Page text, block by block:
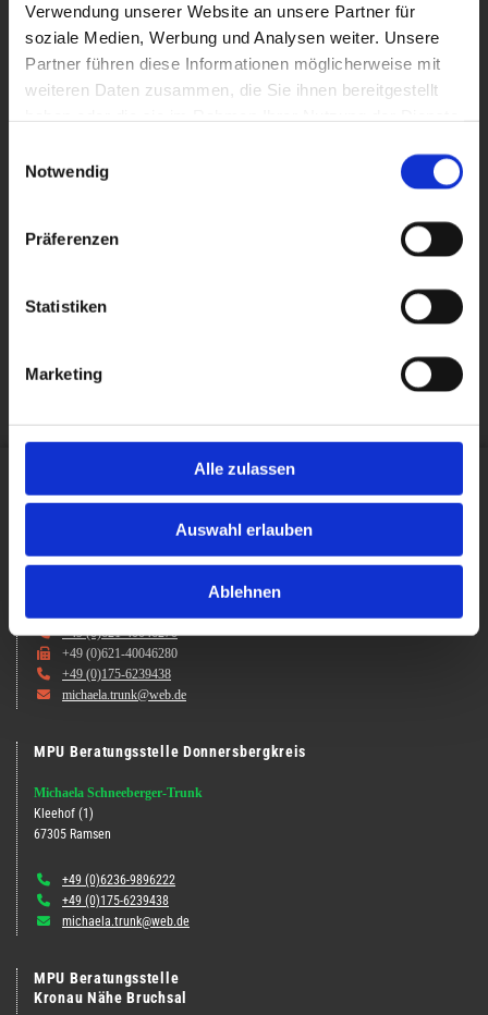
Verwendung unserer Website an unsere Partner für
soziale Medien, Werbung und Analysen weiter. Unsere
Partner führen diese Informationen möglicherweise mit
weiteren Daten zusammen, die Sie ihnen bereitgestellt
Notwendig
Präferenzen
Statistiken
Marketing
Alle zulassen
Auswahl erlauben
Ablehnen
 +49 (0)621-40046270
 +49 (0)621-40046280
 +49 (0)175-6239438
 michaela.trunk@web.de
MPU Beratungsstelle Donnersbergkreis
Michaela Schneeberger-Trunk
Kleehof (1)
67305 Ramsen
 +49 (0)6236-9896222
 +49 (0)175-6239438
 michaela.trunk@web.de
MPU Beratungsstelle
Kronau Nähe Bruchsal